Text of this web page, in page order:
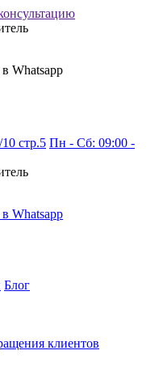
Whatsapp
стр.5 Пн - Сб: 09:00 -
Whatsapp
Блог
клиентов